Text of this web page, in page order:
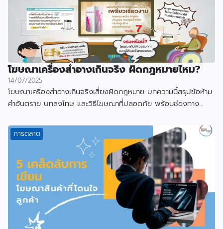
โฆษณาเครื่องสำอางเกินจริง ผิดกฎหมายไหม?
14/07/2025
โฆษณาเครื่องสำอางเกินจริงเสี่ยงผิดกฎหมาย บทความนี้สรุปข้อห้าม
คำอันตราย บทลงโทษ และวิธีโฆษณาที่ปลอดภัย พร้อมช่องทาง
การตลาด